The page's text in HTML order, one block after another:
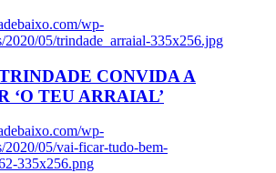
wp-
2020/05/trindade_arraial-335x256.jpg
CONVIDA A
‘O TEU ARRAIAL’
wp-
2020/05/vai-ficar-tudo-bem-
335x256.png